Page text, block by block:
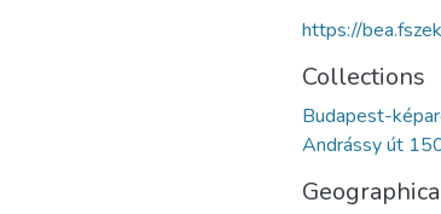
https://
Collections
Budapest-
Andrássy út